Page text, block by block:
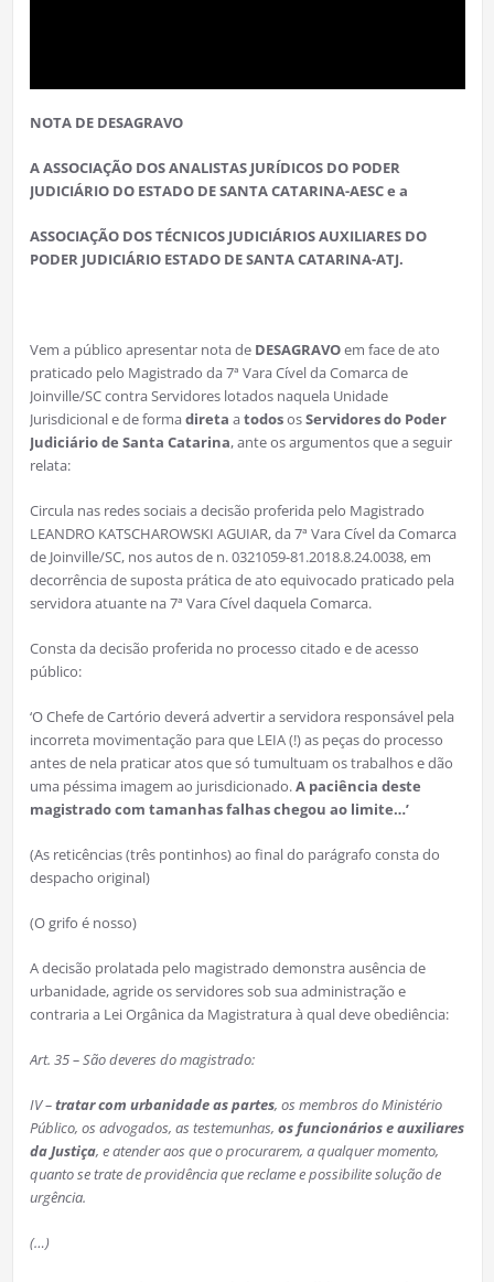
NOTA DE DESAGRAVO
A ASSOCIAÇÃO DOS ANALISTAS JURÍDICOS DO PODER
JUDICIÁRIO DO ESTADO DE SANTA CATARINA-AESC e a
ASSOCIAÇÃO DOS TÉCNICOS JUDICIÁRIOS AUXILIARES DO
PODER JUDICIÁRIO ESTADO DE SANTA CATARINA-ATJ.
Vem a público apresentar nota de DESAGRAVOem face de ato
praticado pelo Magistrado da 7ª Vara Cível da Comarca de
Joinville/SC contra Servidores lotados naquela Unidade
Jurisdicional e de formadireta atodososServidores do Poder
Judiciário de Santa Catarina, ante os argumentos que a seguir
relata:
Circula nas redes sociais a decisão proferida pelo Magistrado
LEANDRO KATSCHAROWSKI AGUIAR, da 7ª Vara Cível da Comarca
de Joinville/SC, nos autos de n. 0321059-81.2018.8.24.0038, em
decorrência de suposta prática de ato equivocado praticado pela
servidora atuante na 7ª Vara Cível daquela Comarca.
Consta da decisão proferida no processo citado e de acesso
público:
‘O Chefe de Cartório deverá advertir a servidora responsável pela
incorreta movimentação para que LEIA (!) as peças do processo
antes de nela praticar atos que só tumultuam os trabalhos e dão
uma péssima imagem ao jurisdicionado.A paciência deste
magistrado com tamanhas falhas chegou ao limite…’
(As reticências (três pontinhos) ao final do parágrafo consta do
despacho original)
(O grifo é nosso)
A decisão prolatada pelo magistrado demonstra ausência de
urbanidade, agride os servidores sob sua administração e
contraria a Lei Orgânica da Magistratura à qual deve obediência:
Art. 35 – São deveres do magistrado:
IV –tratar com urbanidade as partes, os membros do Ministério
Público, os advogados, as testemunhas, os funcionários e auxiliares
da Justiça, e atender aos que o procurarem, a qualquer momento,
quanto se trate de providência que reclame e possibilite solução de
urgência.
(…)